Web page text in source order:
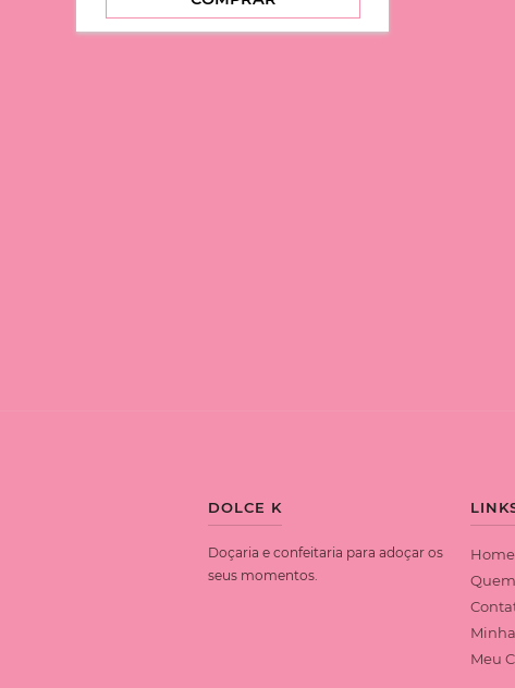
DOLCE K
Doçaria e confeitaria para adoçar os
seus momentos.
Home
Meu